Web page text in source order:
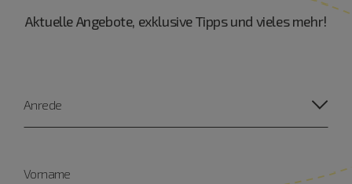
Aktuelle Angebote, exklusive Tipps und vieles mehr!
Anrede
Vorname